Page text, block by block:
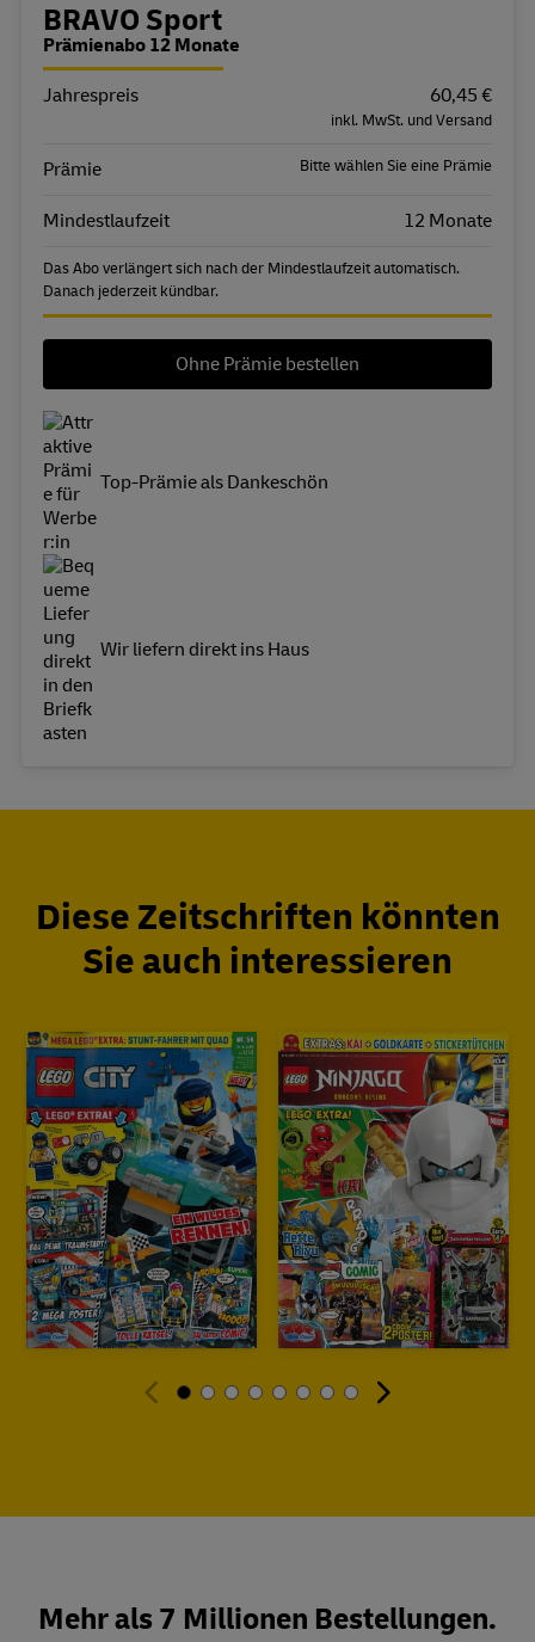
Bestellübersicht
BRAVO Sport
Prämienabo 12 Monate
Eigenschaft
Jahrespreis 60,45 €
inkl. MwSt. und Versand
Prämie Bitte wählen Sie eine Prämie
Mindestlaufzeit 12 Monate
Das Abo verlängert sich nach der Mindestlaufzeit automatisch.
Danach jederzeit kündbar.
Ohne Prämie bestellen
Top-Prämie als Dankeschön
Wir liefern direkt ins Haus
Diese Zeitschriften könnten
Sie auch interessieren
Mehr als 7 Millionen Bestellungen.